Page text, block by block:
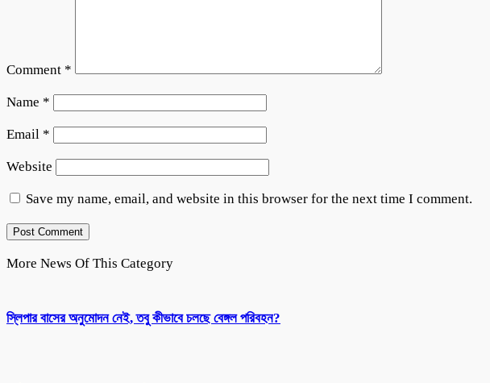
Comment *
Name *
Email *
Website
Save my name, email, and website in this browser for the next time I comment.
More News Of This Category
স্লিপার বাসের অনুমোদন নেই, তবু কীভাবে চলছে বেঙ্গল পরিবহন?